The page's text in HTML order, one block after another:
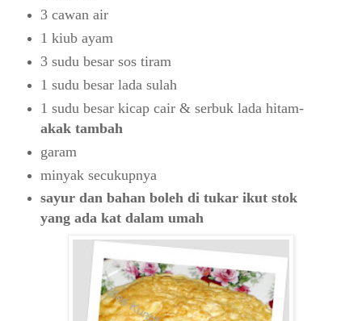
3 cawan air
1 kiub ayam
3 sudu besar sos tiram
1 sudu besar lada sulah
1 sudu besar kicap cair & serbuk lada hitam-
akak tambah
garam
minyak secukupnya
sayur dan bahan boleh di tukar ikut stok
yang ada kat dalam umah